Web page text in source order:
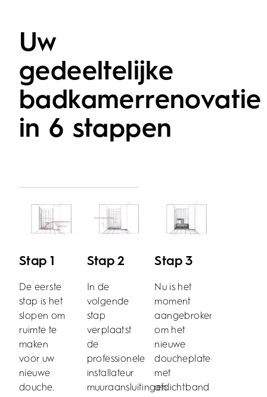
Uw
gedeeltelijke
badkamerrenovatie
in 6 stappen
Stap 1
De eerste
stap is het
slopen om
ruimte te
maken
voor uw
nieuwe
douche.
Stap 2
In de
volgende
stap
verplaatst
de
professionele
installateur
muuraansluitingen
Stap 3
Nu is het
moment
aangebroken
om het
nieuwe
doucheplateau
met
afdichtband